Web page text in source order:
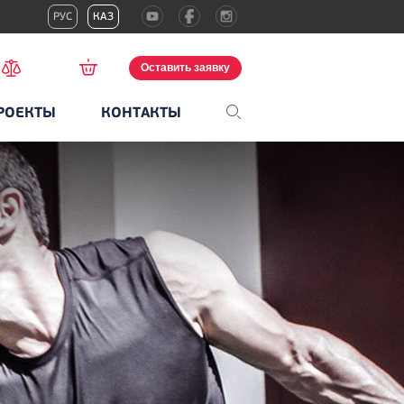
РУС КАЗ
Оставить заявку
КОНТАКТЫ